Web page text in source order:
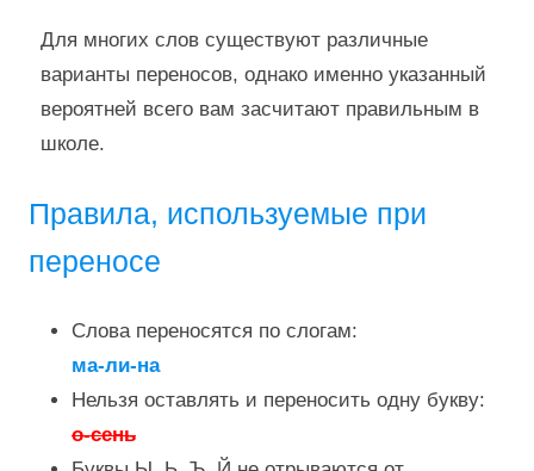
Для многих слов существуют различные
варианты переносов, однако именно указанный
вероятней всего вам засчитают правильным в
школе.
Правила, используемые при
переносе
Слова переносятся по слогам:
ма-ли-на
Нельзя оставлять и переносить одну букву:
о-сень